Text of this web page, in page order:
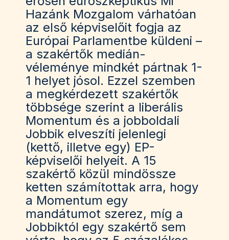
Hazánk Mozgalom várhatóan
az első képviselőit fogja az
Európai Parlamentbe küldeni –
a szakértők medián-
véleménye mindkét pártnak 1-
1 helyet jósol. Ezzel szemben
a megkérdezett szakértők
többsége szerint a liberális
Momentum és a jobboldali
Jobbik elveszíti jelenlegi
(kettő, illetve egy) EP-
képviselői helyeit. A 15
szakértő közül mindössze
ketten számítottak arra, hogy
a Momentum egy
mandátumot szerez, míg a
Jobbiktól egy szakértő sem